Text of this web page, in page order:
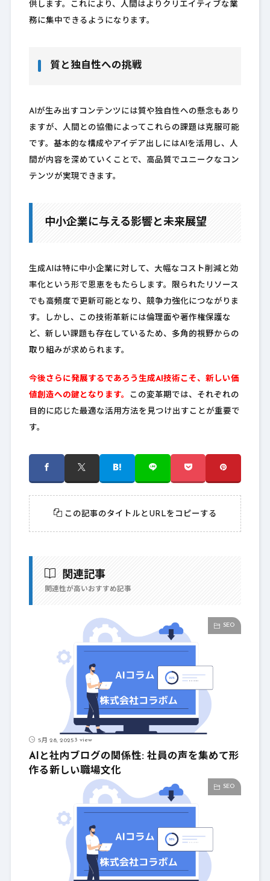
供します。これにより、人間はよりクリエイティブな業
務に集中できるようになります。
質と独自性への挑戦
AIが生み出すコンテンツには質や独自性への懸念もあり
ますが、人間との協働によってこれらの課題は克服可能
です。基本的な構成やアイデア出しにはAIを活用し、人
間が内容を深めていくことで、高品質でユニークなコン
テンツが実現できます。
中小企業に与える影響と未来展望
生成AIは特に中小企業に対して、大幅なコスト削減と効
率化という形で恩恵をもたらします。限られたリソース
でも高頻度で更新可能となり、競争力強化につながりま
す。しかし、この技術革新には倫理面や著作権保護な
ど、新しい課題も存在しているため、多角的視野からの
取り組みが求められます。
今後さらに発展するであろう生成AI技術こそ、新しい価
値創造への鍵となります。 この変革期では、それぞれの
目的に応じた最適な活用方法を見つけ出すことが重要で
す。
この記事のタイトルとURLをコピーする
関連記事
関連性が高いおすすめ記事
SEO
5月 28, 20253 view
AIと社内ブログの関係性: 社員の声を集めて形
作る新しい職場文化
SEO